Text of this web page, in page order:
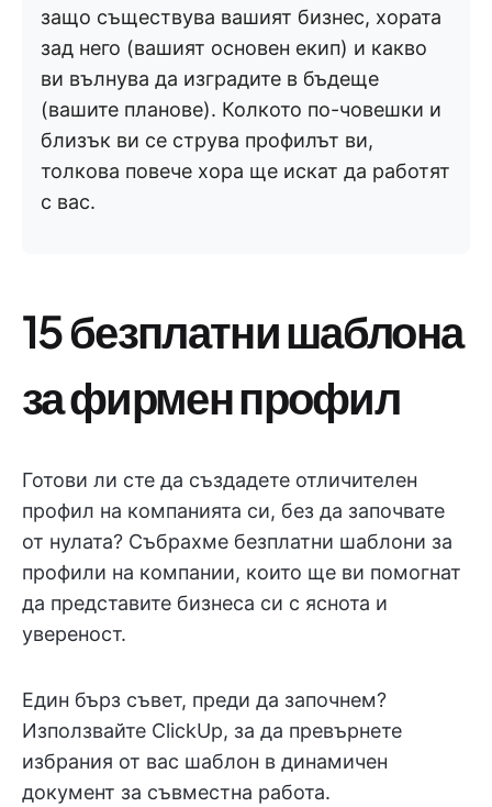
защо съществува вашият бизнес, хората
зад него (вашият основен екип) и какво
ви вълнува да изградите в бъдеще
(вашите планове). Колкото по-човешки и
близък ви се струва профилът ви,
толкова повече хора ще искат да работят
с вас.
15 безплатни шаблона
за фирмен профил
Готови ли сте да създадете отличителен
профил на компанията си, без да започвате
от нулата? Събрахме безплатни шаблони за
профили на компании, които ще ви помогнат
да представите бизнеса си с яснота и
увереност.
Един бърз съвет, преди да започнем?
Използвайте ClickUp, за да превърнете
избрания от вас шаблон в динамичен
документ за съвместна работа.